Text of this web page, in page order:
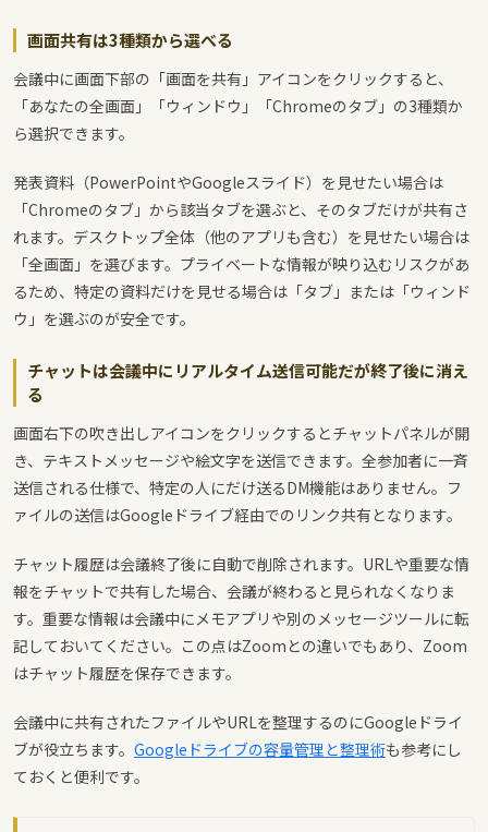
画面共有は3種類から選べる
会議中に画面下部の「画面を共有」アイコンをクリックすると、
「あなたの全画面」「ウィンドウ」「Chromeのタブ」の3種類か
ら選択できます。
発表資料（PowerPointやGoogleスライド）を見せたい場合は
「Chromeのタブ」から該当タブを選ぶと、そのタブだけが共有さ
れます。デスクトップ全体（他のアプリも含む）を見せたい場合は
「全画面」を選びます。プライベートな情報が映り込むリスクがあ
るため、特定の資料だけを見せる場合は「タブ」または「ウィンド
ウ」を選ぶのが安全です。
チャットは会議中にリアルタイム送信可能だが終了後に消え
る
画面右下の吹き出しアイコンをクリックするとチャットパネルが開
き、テキストメッセージや絵文字を送信できます。全参加者に一斉
送信される仕様で、特定の人にだけ送るDM機能はありません。フ
ァイルの送信はGoogleドライブ経由でのリンク共有となります。
チャット履歴は会議終了後に自動で削除されます。URLや重要な情
報をチャットで共有した場合、会議が終わると見られなくなりま
す。重要な情報は会議中にメモアプリや別のメッセージツールに転
記しておいてください。この点はZoomとの違いでもあり、Zoom
はチャット履歴を保存できます。
会議中に共有されたファイルやURLを整理するのにGoogleドライ
ブが役立ちます。 Googleドライブの容量管理と整理術も参考にし
ておくと便利です。